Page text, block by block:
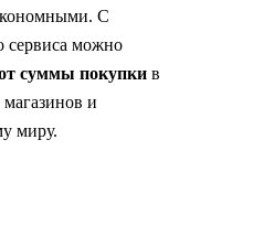
С
можно
суммы покупкив
и
миру.